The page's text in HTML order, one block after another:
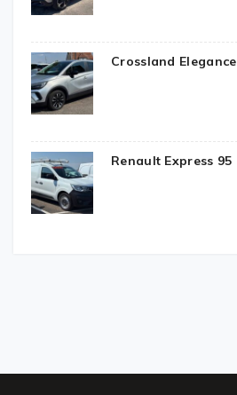
Crossland Elegance
Renault Express 95